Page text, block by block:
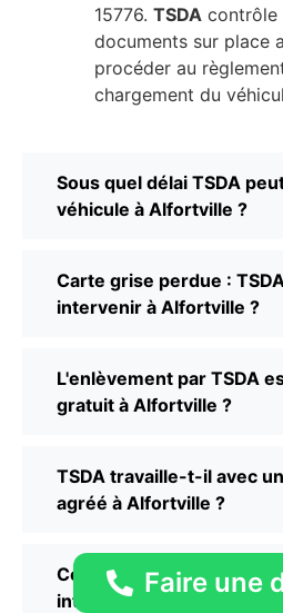
15776. TSDA contrôle
documents sur place
procéder au
chargement du
Sous quel délai TSDA
véhicule à Alfortville ?
Carte grise perdue :
intervenir à Alfortville ?
L'enlèvement par TSDA
gratuit à Alfortville ?
TSDA travaille-t-il avec
agréé à Alfortville ?
Comment joindre TSDA
intervention à Alfortville ?
Faire une